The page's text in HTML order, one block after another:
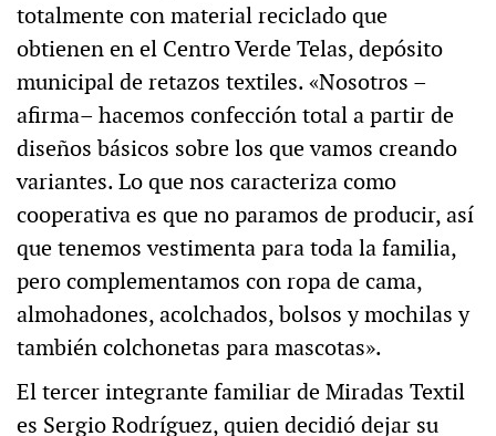
totalmente con material reciclado que
obtienen en el Centro Verde Telas, depósito
municipal de retazos textiles. «Nosotros –
afirma– hacemos confección total a partir de
diseños básicos sobre los que vamos creando
variantes. Lo que nos caracteriza como
cooperativa es que no paramos de producir, así
que tenemos vestimenta para toda la familia,
pero complementamos con ropa de cama,
almohadones, acolchados, bolsos y mochilas y
también colchonetas para mascotas».
El tercer integrante familiar de Miradas Textil
es Sergio Rodríguez, quien decidió dejar su